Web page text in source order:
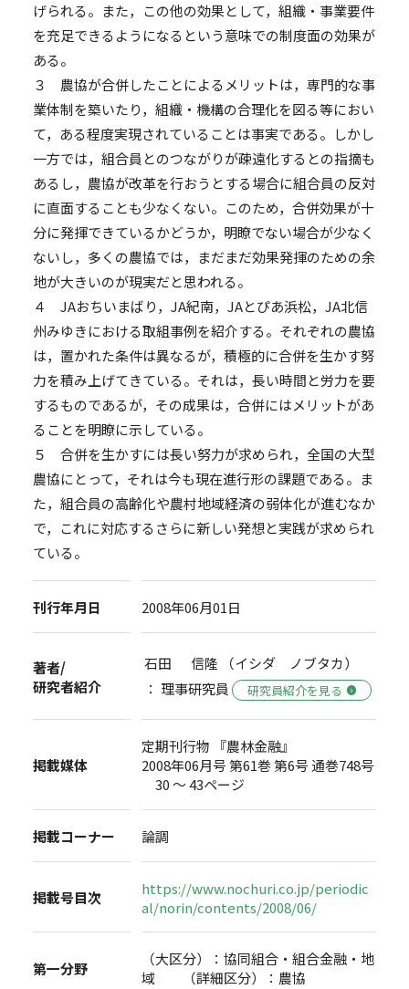
げられる。また，この他の効果として，組織・事業要件
を充足できるようになるという意味での制度面の効果が
ある。
３ 農協が合併したことによるメリットは，専門的な事
業体制を築いたり，組織・機構の合理化を図る等におい
て，ある程度実現されていることは事実である。しかし
一方では，組合員とのつながりが疎遠化するとの指摘も
あるし，農協が改革を行おうとする場合に組合員の反対
に直面することも少なくない。このため，合併効果が十
分に発揮できているかどうか，明瞭でない場合が少なく
ないし，多くの農協では，まだまだ効果発揮のための余
地が大きいのが現実だと思われる。
４ JAおちいまばり，JA紀南，JAとぴあ浜松，JA北信
州みゆきにおける取組事例を紹介する。それぞれの農協
は，置かれた条件は異なるが，積極的に合併を生かす努
力を積み上げてきている。それは，長い時間と労力を要
するものであるが，その成果は，合併にはメリットがあ
ることを明瞭に示している。
５ 合併を生かすには長い努力が求められ，全国の大型
農協にとって，それは今も現在進行形の課題である。ま
た，組合員の高齢化や農村地域経済の弱体化が進むなか
で，これに対応するさらに新しい発想と実践が求められ
ている。
刊行年月日 2008年06月01日
著者/
研究者紹介
石田 信隆 （イシダ ノブタカ）
： 理事研究員
研究員紹介を見る
掲載媒体
定期刊行物 『農林金融』
2008年06月号 第61巻 第6号 通巻748号
30 ～ 43ページ
掲載コーナー 論調
掲載号目次
https://www.nochuri.co.jp/periodic
al/norin/contents/2008/06/
第一分野
（大区分）：協同組合・組合金融・地
域 （詳細区分）：農協